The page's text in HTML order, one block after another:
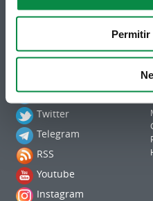
Permitir
Facebook
Twitter
Telegram
RSS
Youtube
Instagram